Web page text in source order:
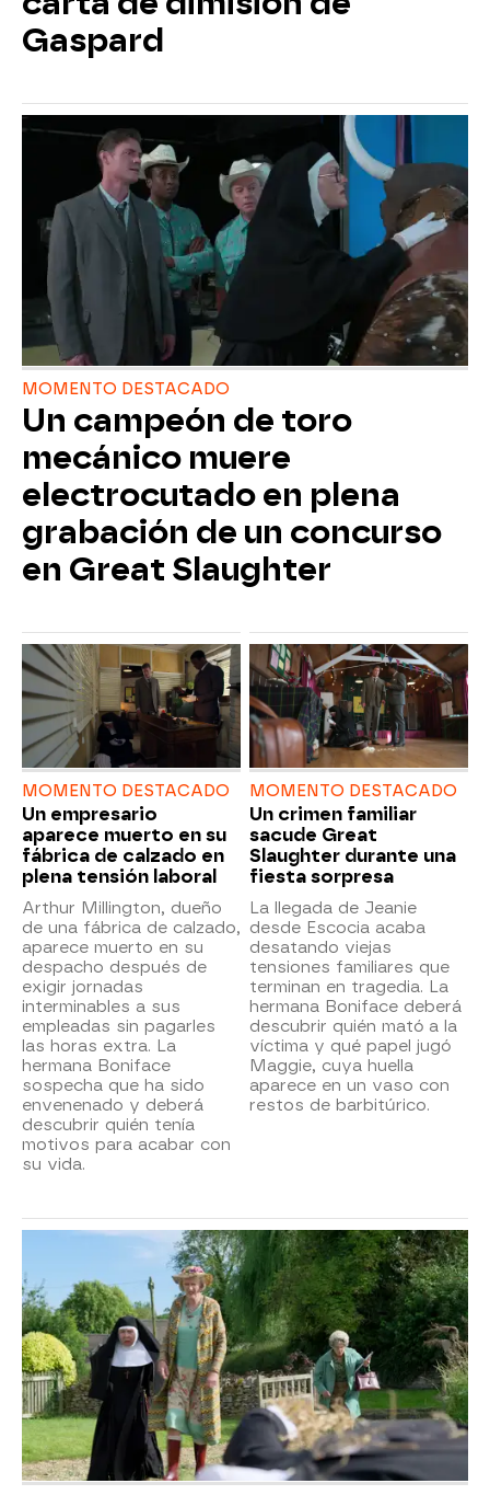
Gaspard
MOMENTO DESTACADO
Un campeón de toro
mecánico muere
electrocutado en plena
grabación de un concurso
en Great Slaughter
MOMENTO DESTACADO
Un empresario
aparece muerto en su
fábrica de calzado en
plena tensión laboral
Arthur Millington, dueño
de una fábrica de calzado,
aparece muerto en su
despacho después de
exigir jornadas
interminables a sus
empleadas sin pagarles
las horas extra. La
hermana Boniface
sospecha que ha sido
envenenado y deberá
descubrir quién tenía
motivos para acabar con
su vida.
MOMENTO DESTACADO
Un crimen familiar
sacude Great
Slaughter durante una
fiesta sorpresa
La llegada de Jeanie
desde Escocia acaba
desatando viejas
tensiones familiares que
terminan en tragedia. La
hermana Boniface deberá
descubrir quién mató a la
víctima y qué papel jugó
Maggie, cuya huella
aparece en un vaso con
restos de barbitúrico.